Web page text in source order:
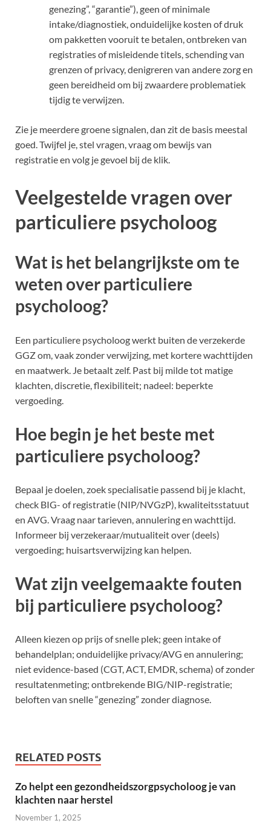
genezing”, “garantie”), geen of minimale
intake/diagnostiek, onduidelijke kosten of druk
om pakketten vooruit te betalen, ontbreken van
registraties of misleidende titels, schending van
grenzen of privacy, denigreren van andere zorg en
geen bereidheid om bij zwaardere problematiek
tijdig te verwijzen.
Zie je meerdere groene signalen, dan zit de basis meestal
goed. Twijfel je, stel vragen, vraag om bewijs van
registratie en volg je gevoel bij de klik.
Veelgestelde vragen over
particuliere psycholoog
Wat is het belangrijkste om te
weten over particuliere
psycholoog?
Een particuliere psycholoog werkt buiten de verzekerde
GGZ om, vaak zonder verwijzing, met kortere wachttijden
en maatwerk. Je betaalt zelf. Past bij milde tot matige
klachten, discretie, flexibiliteit; nadeel: beperkte
vergoeding.
Hoe begin je het beste met
particuliere psycholoog?
Bepaal je doelen, zoek specialisatie passend bij je klacht,
check BIG- of registratie (NIP/NVGzP), kwaliteitsstatuut
en AVG. Vraag naar tarieven, annulering en wachttijd.
Informeer bij verzekeraar/mutualiteit over (deels)
vergoeding; huisartsverwijzing kan helpen.
Wat zijn veelgemaakte fouten
bij particuliere psycholoog?
Alleen kiezen op prijs of snelle plek; geen intake of
behandelplan; onduidelijke privacy/AVG en annulering;
niet evidence-based (CGT, ACT, EMDR, schema) of zonder
resultatenmeting; ontbrekende BIG/NIP-registratie;
beloften van snelle “genezing” zonder diagnose.
RELATED POSTS
Zo helpt een gezondheidszorgpsycholoog je van
klachten naar herstel
November 1, 2025